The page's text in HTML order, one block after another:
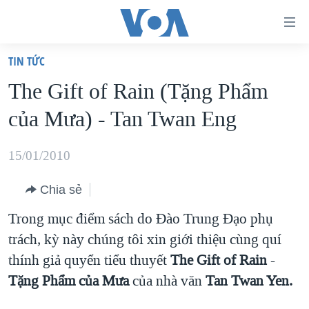
truy
cập
Tới
dung
chính
điều
hướng
chính
Đi
VIỆT NAM
HOA KỲ
BIỂN ĐÔNG
BLOG
DIỄN ĐÀN
MỤC
TỰ DO BÁO CHÍ
CHUYÊN ĐỀ
TIN TỨC
The Gift of Rain (Tặng Phẩm
của Mưa) - Tan Twan Eng
15/01/2010
Chia sẻ
Trong mục điểm sách do Ðào Trung Ðạo phụ
trách, kỳ này chúng tôi xin giới thiệu cùng quí
thính giả quyển tiểu thuyếtThe Gift of Rain-
Tặng Phẩm của Mưacủa nhà vănTan Twan Yen.